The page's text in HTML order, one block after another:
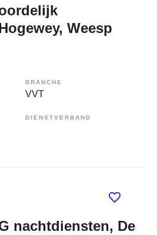
Weesp
BRANCHE
VVT
DIENSTVERBAND
nachtdiensten, De